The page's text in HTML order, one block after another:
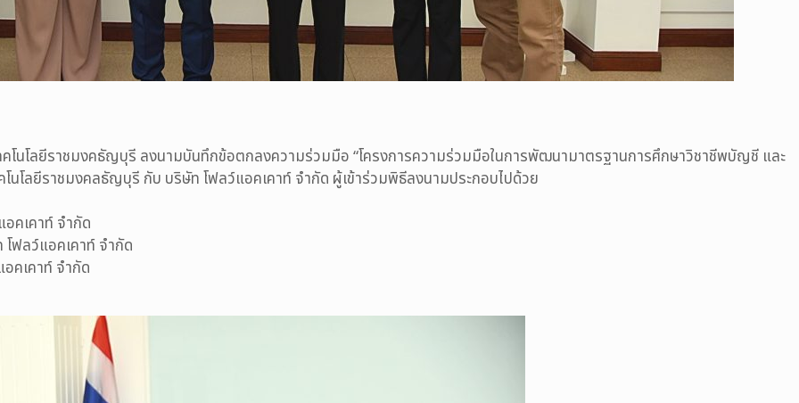
โลยีราชมงคธัญบุรี ลงนามบันทึกข้อตกลงความร่วมมือ “โครงการความร่วมมือในการพัฒนามาตรฐานการศึกษาวิชาชีพบัญชี และ
นโลยีราชมงคลธัญบุรี กับ บริษัท โฟลว์แอคเคาท์ จำกัด ผู้เข้าร่วมพิธีลงนามประกอบไปด้วย
คเคาท์ จำกัด
ฟลว์แอคเคาท์ จำกัด
คเคาท์ จำกัด